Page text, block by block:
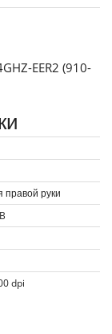
EER2 (910-
правой руки
dpi